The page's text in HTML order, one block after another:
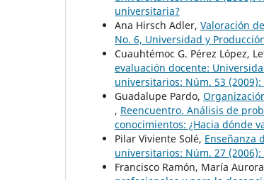
universitaria?
Ana Hirsch Adler, Valoración
No. 6, Universidad y
Cuauhtémoc G. Pérez López,
evaluación docente:
universitarios: Núm. 53
Guadalupe Pardo,
, Reencuentro. Análisis de
conocimientos: ¿Hacia dónde
Pilar Viviente Solé, Enseñanza
universitarios: Núm. 27
Francisco Ramón, María